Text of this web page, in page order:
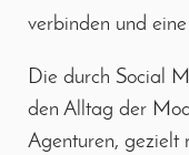
verbinden und
Die durch Social
den Alltag der
Agenturen, gezielt